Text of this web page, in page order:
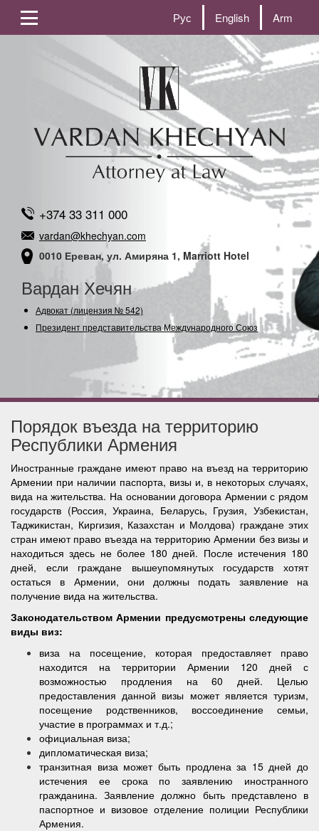
Рус English Arm
+374 33 311 000
vardan@khechyan.com
0010 Ереван, ул. Амиряна 1, Marriott Hotel
Вардан Хечян
Адвокат (лицензия № 542)
Президент представительства Международного Союза (С
Порядок въезда на территорию
Республики Армения
Иностранные граждане имеют право на въезд на территорию
Армении при наличии паспорта, визы и, в некоторых случаях,
вида на жительства. На основании договора Армении с рядом
государств (Россия, Украина, Беларусь, Грузия, Узбекистан,
Таджикистан, Киргизия, Казахстан и Молдова) граждане этих
стран имеют право въезда на территорию Армении без визы и
находиться здесь не более 180 дней. После истечения 180
дней, если граждане вышеупомянутых государств хотят
остаться в Армении, они должны подать заявление на
получение вида на жительства.
Законодательством Армении предусмотрены следующие
виды виз:
виза на посещение, которая предоставляет право
находится на территории Армении 120 дней с
возможностью продления на 60 дней. Целью
предоставления данной визы может является туризм,
посещение родственников, воссоединение семьи,
участие в программах и т.д.;
официальная виза;
дипломатическая виза;
транзитная виза может быть продлена за 15 дней до
истечения ее срока по заявлению иностранного
гражданина. Заявление должно быть представлено в
паспортное и визовое отделение полиции Республики
Армения.